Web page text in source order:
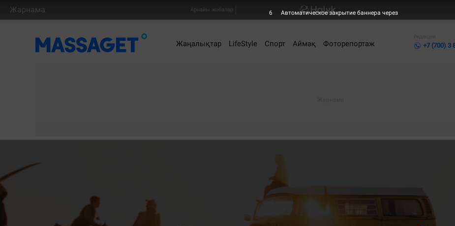
Жарнама Арнайы жобалар
Жаңалықтар LifeStyle Спорт Аймақ Фоторепортаж
Редакция
+7 (700) 3
6 Автоматическое закрытие баннера через